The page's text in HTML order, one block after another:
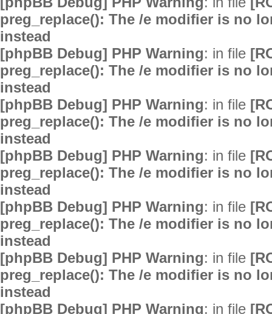
preg_replace(): The /e modifier is no
instead
[phpBB Debug] PHP Warning: in file
preg_replace(): The /e modifier is no
instead
[phpBB Debug] PHP Warning: in file
preg_replace(): The /e modifier is no
instead
[phpBB Debug] PHP Warning: in file
preg_replace(): The /e modifier is no
instead
[phpBB Debug] PHP Warning: in file
preg_replace(): The /e modifier is no
instead
[phpBB Debug] PHP Warning: in file
preg_replace(): The /e modifier is no
instead
[phpBB Debug] PHP Warning: in file